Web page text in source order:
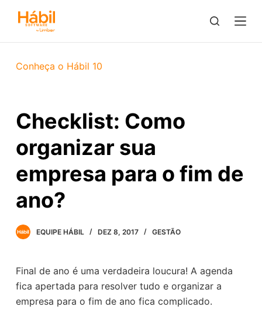
l
o
o
e
o
Conheça o Hábil 10
Checklist: Como
organizar sua
empresa para o fim de
ano?
EQUIPE HÁBIL DEZ 8, 2017 GESTÃO
Final de ano é uma verdadeira loucura! A agenda
fica apertada para resolver tudo e organizar a
empresa para o fim de ano fica complicado.